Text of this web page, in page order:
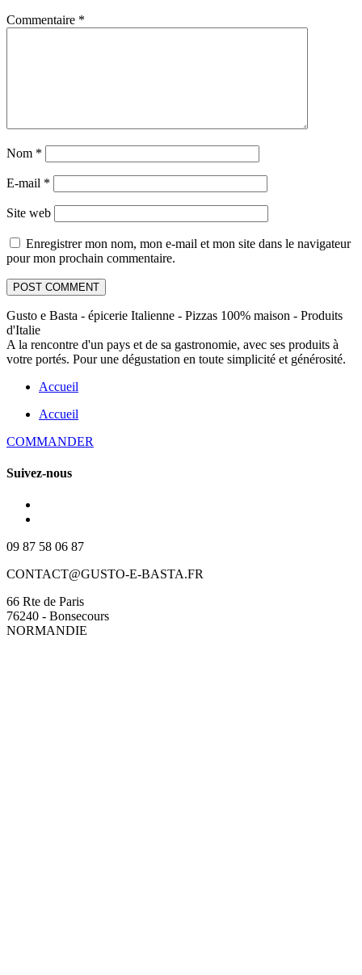
Commentaire *
Nom *
E-mail *
Site web
Enregistrer mon nom, mon e-mail et mon site dans le navigateur
pour mon prochain commentaire.
Gusto e Basta - épicerie Italienne - Pizzas 100% maison - Produits
d'Italie
A la rencontre d'un pays et de sa gastronomie, avec ses produits à
votre portés. Pour une dégustation en toute simplicité et générosité.
Accueil
Accueil
COMMANDER
Suivez-nous
09 87 58 06 87
CONTACT@GUSTO-E-BASTA.FR
66 Rte de Paris
76240 - Bonsecours
NORMANDIE